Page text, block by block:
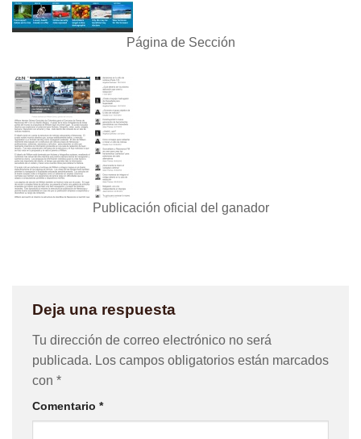
Página de Sección
Publicación oficial del ganador
Deja una respuesta
Tu dirección de correo electrónico no será
publicada. Los campos obligatorios están marcados
con *
Comentario *